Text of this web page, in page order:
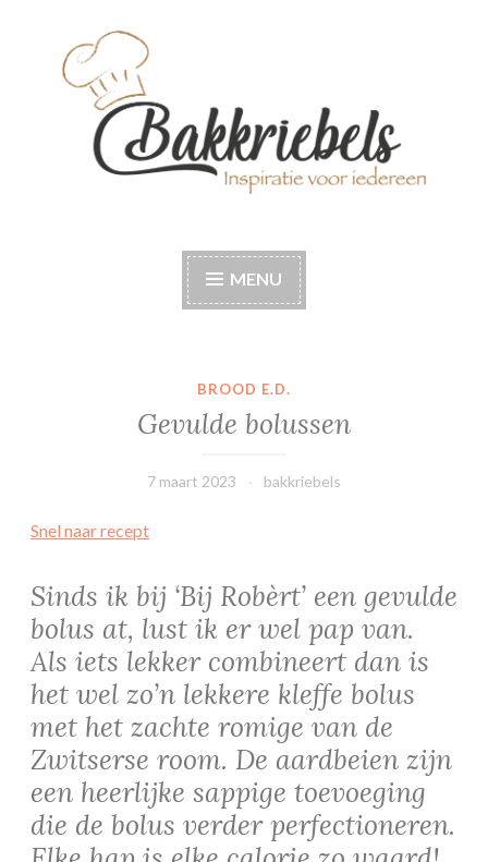
Bakkriebels
MENU
BROOD E.D.
Gevulde bolussen
7 maart 2023 bakkriebels
Snel naar recept
Sinds ik bij ‘Bij Robèrt’ een gevulde
bolus at, lust ik er wel pap van.
Als iets lekker combineert dan is
het wel zo’n lekkere kleffe bolus
met het zachte romige van de
Zwitserse room. De aardbeien zijn
een heerlijke sappige toevoeging
die de bolus verder perfectioneren.